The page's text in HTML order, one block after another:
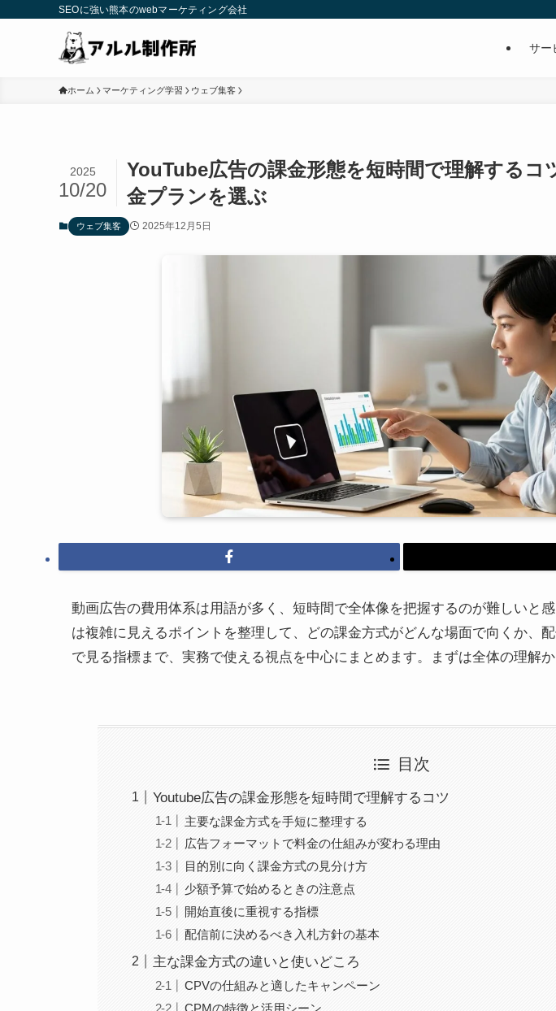
SEOに強い熊本のwebマーケティング会社
サー
ホーム マーケティング学習 ウェブ集客
YouTube広告の課金形態を短時間で理解するコ
金プランを選ぶ
2025
10/20
ウェブ集客 2025年12月5日
動画広告の費用体系は用語が多く、短時間で全体像を把握するのが難しいと
は複雑に見えるポイントを整理して、どの課金方式がどんな場面で向くか、
で見る指標まで、実務で使える視点を中心にまとめます。まずは全体の理解か
目次
Youtube広告の課金形態を短時間で理解するコツ
主要な課金方式を手短に整理する
広告フォーマットで料金の仕組みが変わる理由
目的別に向く課金方式の見分け方
少額予算で始めるときの注意点
開始直後に重視する指標
配信前に決めるべき入札方針の基本
主な課金方式の違いと使いどころ
CPVの仕組みと適したキャンペーン
CPMの特徴と活用シーン